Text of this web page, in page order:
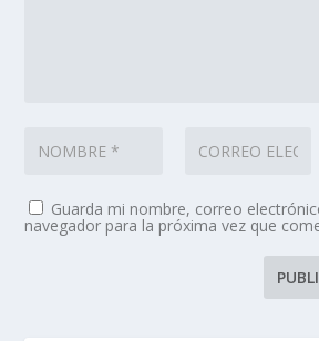
Guarda mi nombre, correo
navegador para la próxima vez que